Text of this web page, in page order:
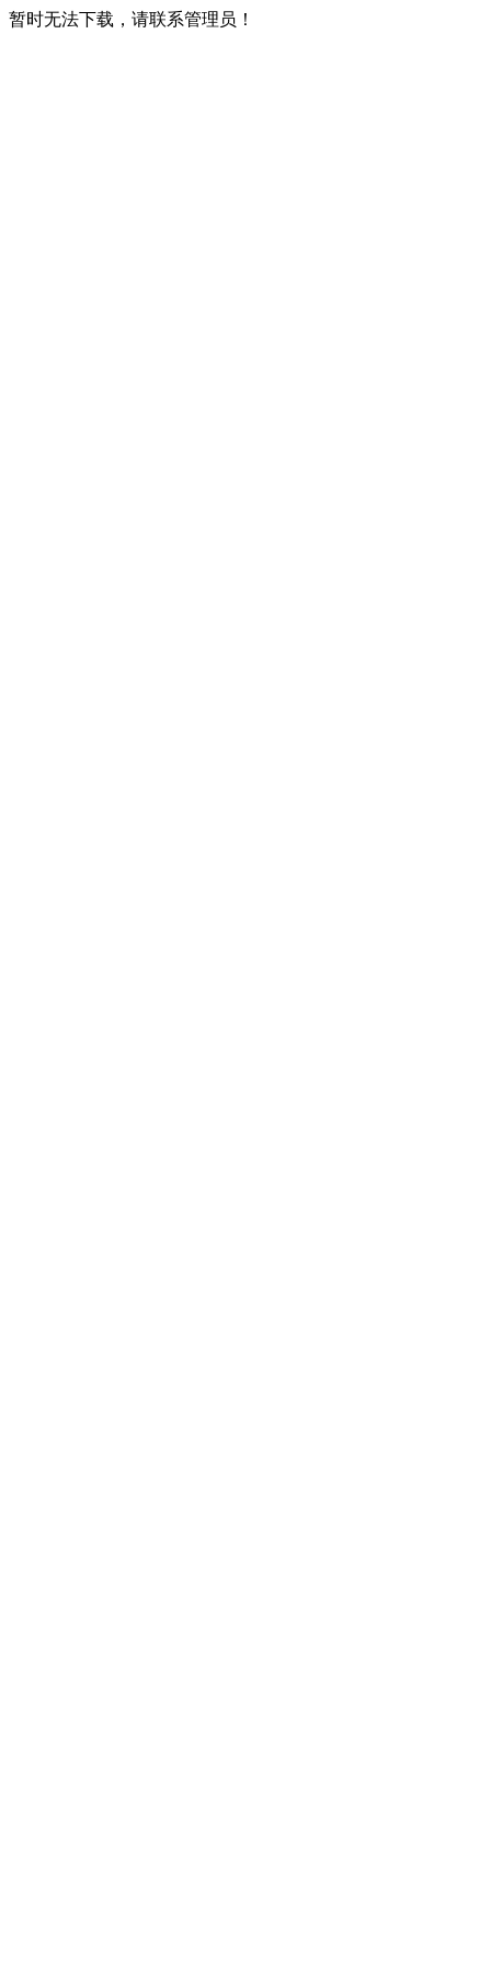
暂时无法下载，请联系管理员！